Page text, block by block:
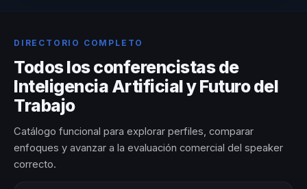
DIRECTORIO COMPLETO
Todos los conferencistas de
Inteligencia Artificial y Futuro del
Trabajo
Catálogo funcional para explorar perfiles, comparar
enfoques y avanzar a la evaluación comercial del speaker
correcto.